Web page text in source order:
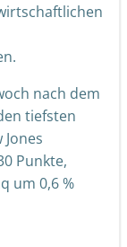
nach dem
tiefsten
Punkte,
um 0,6 %